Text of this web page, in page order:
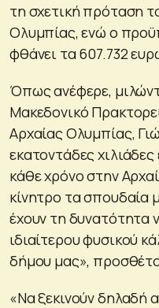
τη σχετική πρόταση
Ολυμπίας, ενώ ο
φθάνει τα 607.732
Όπως ανέφερε,
Μακεδονικό
Αρχαίας Ολυμπίας,
εκατοντάδες
κάθε χρόνο στην
κίνητρο τα σπουδαία
έχουν τη δυνατότητα
ιδιαίτερου φυσικού
δήμου μας»,
«Να ξεκινούν δηλαδή